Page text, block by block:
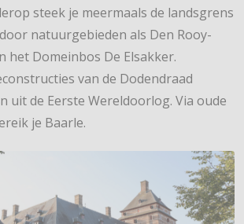
steek je meermaals de landsgrens
natuurgebieden als Den Rooy-
het Domeinbos De Elsakker.
van de Dodendraad
uit de Eerste Wereldoorlog. Via oude
je Baarle.